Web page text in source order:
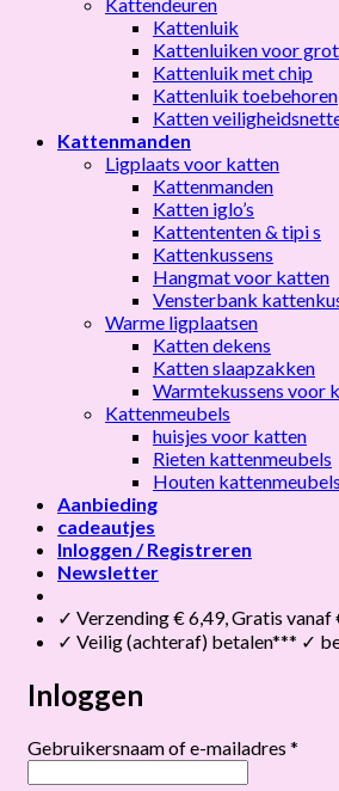
Kattenluik
Kattenluiken voor
Kattenluik met chip
Kattenluik toebehoren
Katten
Kattenmanden
Ligplaats voor katten
Kattenmanden
Katten iglo’s
Kattententen & tipi s
Kattenkussens
Hangmat voor katten
Vensterbank
Warme ligplaatsen
Katten dekens
Katten slaapzakken
Warmtekussens voor
Kattenmeubels
huisjes voor katten
Rieten kattenmeubels
Houten kattenmeubels
Aanbieding
cadeautjes
Inloggen / Registreren
Newsletter
✓ Verzending € 6,49, Gratis vanaf
✓ Veilig (achteraf) betalen*** ✓
Inloggen
Gebruikersnaam of e-mailadres *